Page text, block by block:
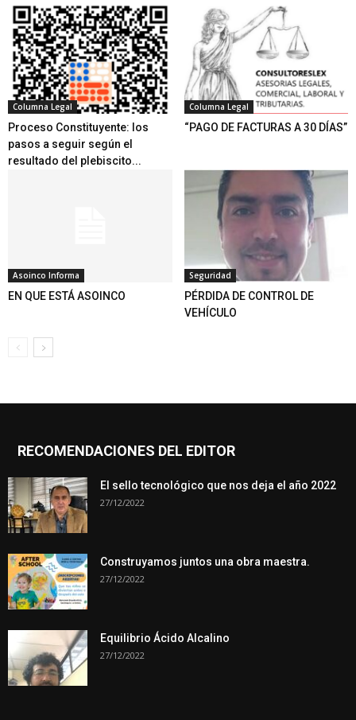
Columna Legal
Proceso Constituyente: los
pasos a seguir según el
resultado del plebiscito...
Columna Legal
“PAGO DE FACTURAS A 30 DÍAS”
Asoinco Informa
EN QUE ESTÁ ASOINCO
Seguridad
PÉRDIDA DE CONTROL DE
VEHÍCULO
RECOMENDACIONES DEL EDITOR
El sello tecnológico que nos deja el año 2022
27/12/2022
Construyamos juntos una obra maestra.
27/12/2022
Equilibrio Ácido Alcalino
27/12/2022